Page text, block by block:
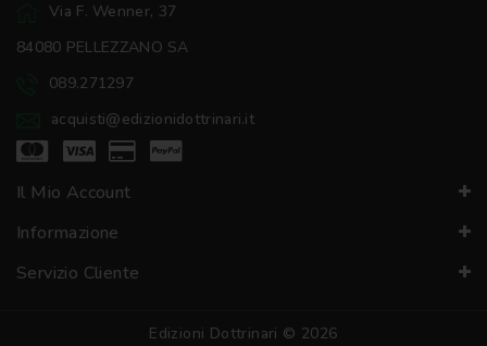
Via F. Wenner, 37
84080 PELLEZZANO SA
089.271297
acquisti@edizionidottrinari.it
Il Mio Account
Informazione
Servizio Cliente
Edizioni Dottrinari © 2026